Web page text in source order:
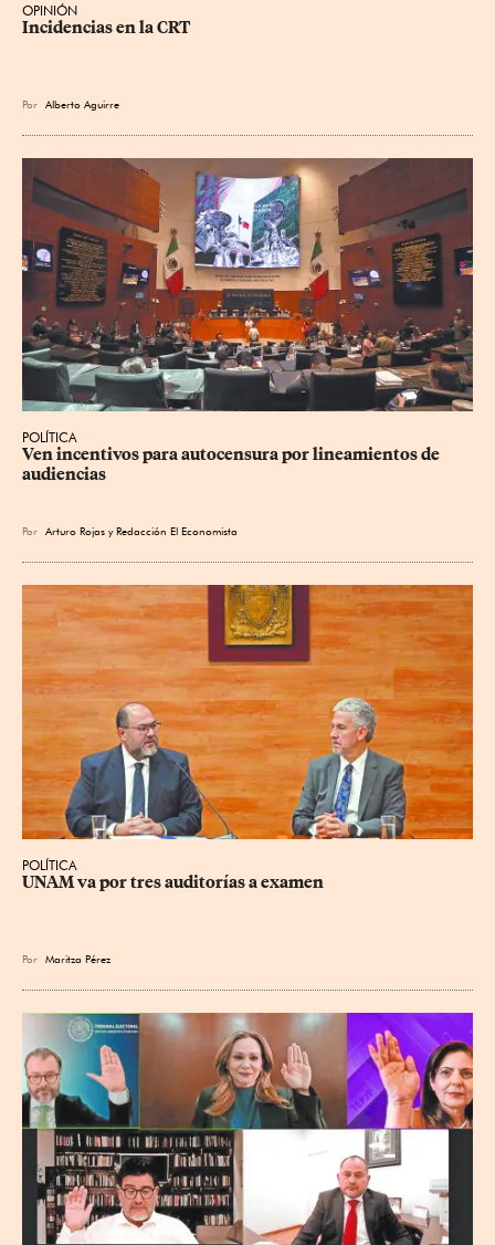
OPINIÓN
Incidencias en la CRT
Por Alberto Aguirre
POLÍTICA
Ven incentivos para autocensura por lineamientos de
audiencias
Por Arturo Rojas yRedacción El Economista
POLÍTICA
UNAM va por tres auditorías a examen
Por Maritza Pérez